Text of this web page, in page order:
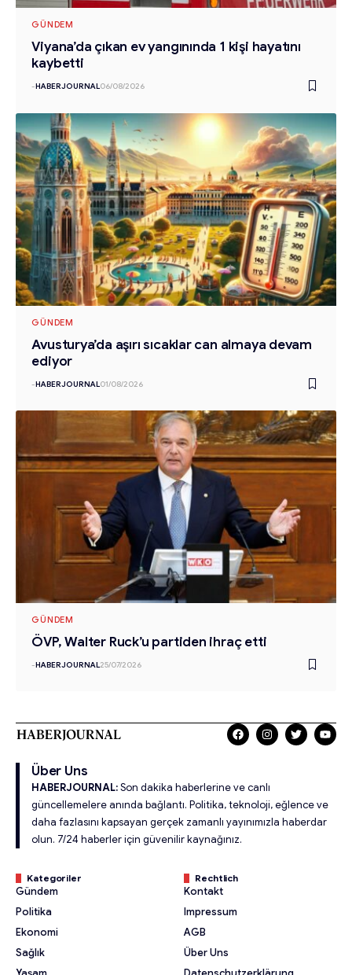
GÜNDEM
Viyana’da çıkan ev yangınında 1 kişi hayatını
kaybetti
-HABERJOURNAL06/08/2026
GÜNDEM
Avusturya’da aşırı sıcaklar can almaya devam
ediyor
-HABERJOURNAL01/08/2026
GÜNDEM
ÖVP, Walter Ruck’u partiden ihraç etti
-HABERJOURNAL25/07/2026
Über Uns
HABERJOURNAL:Son dakika haberlerine ve canlı
güncellemelere anında bağlantı. Politika, teknoloji, eğlence ve
daha fazlasını kapsayan gerçek zamanlı yayınımızla haberdar
olun. 7/24 haberler için güvenilir kaynağınız.
Kategoriler
Gündem
Politika
Ekonomi
Sağlık
Rechtlich
Kontakt
Impressum
AGB
Über Uns